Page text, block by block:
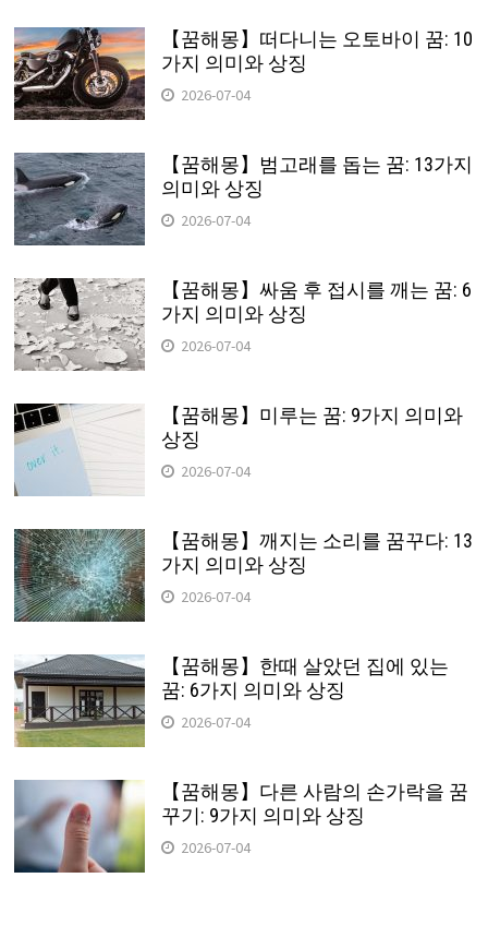
【꿈해몽】떠다니는 오토바이 꿈: 10
가지 의미와 상징
2026-07-04
【꿈해몽】범고래를 돕는 꿈: 13가지
의미와 상징
2026-07-04
【꿈해몽】싸움 후 접시를 깨는 꿈: 6
가지 의미와 상징
2026-07-04
【꿈해몽】미루는 꿈: 9가지 의미와
상징
2026-07-04
【꿈해몽】깨지는 소리를 꿈꾸다: 13
가지 의미와 상징
2026-07-04
【꿈해몽】한때 살았던 집에 있는
꿈: 6가지 의미와 상징
2026-07-04
【꿈해몽】다른 사람의 손가락을 꿈
꾸기: 9가지 의미와 상징
2026-07-04